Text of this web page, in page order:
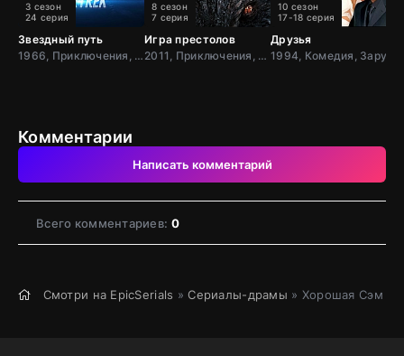
Звездный путь
1966, Приключения, Фантастика, Боевик, США
3 сезон
24 серия
Игра престолов
2011, Приключения, Фэнтези, Блокбастер, Мистический, Боевик, Зарубежный, Мелодрама, Драма, США,
8 сезон
7 серия
Друзья
10 сезон
17-18 серия
Комментарии
Написать комментарий
Всего комментариев: 0
Смотри на EpicSerials »Сериалы-драмы » Хорошая Сэм